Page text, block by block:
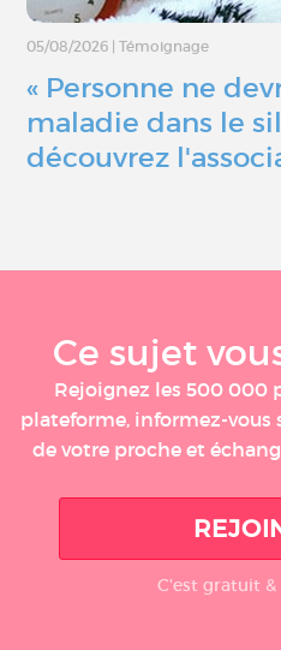
05/08/2026 Témoignage
« Personne ne
maladie dans le
découvrez
Ce sujet
Rejoignez les 500 000
plateforme, informez-vous
de votre proche et
C'est gratuit